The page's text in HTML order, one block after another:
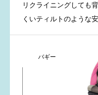
リクライニングしても
くいティルトのような
クライニング機構」を
す。 この二つのリク
バギー